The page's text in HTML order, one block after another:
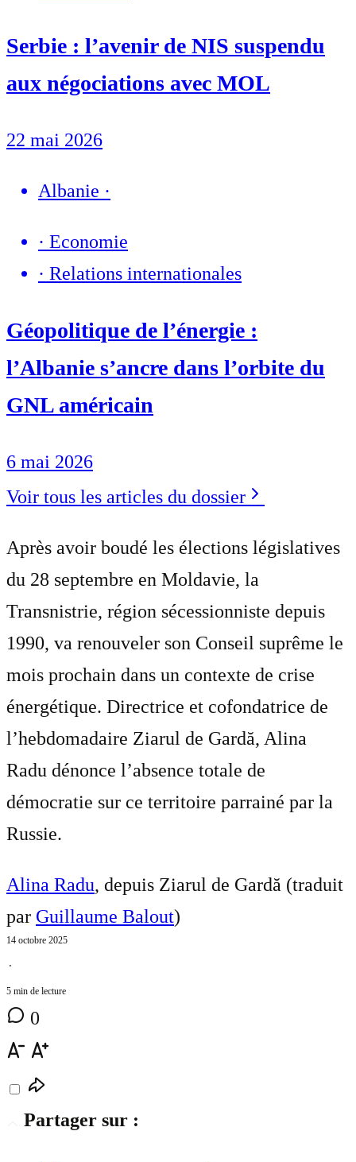
Serbie : l’avenir de NIS suspendu
aux négociations avec MOL
22 mai 2026
Albanie ·
· Economie
· Relations internationales
Géopolitique de l’énergie :
l’Albanie s’ancre dans l’orbite du
GNL américain
6 mai 2026
Voir tous les articles du dossier
Après avoir boudé les élections législatives
du 28 septembre en Moldavie, la
Transnistrie, région sécessionniste depuis
1990, va renouveler son Conseil suprême le
mois prochain dans un contexte de crise
énergétique. Directrice et cofondatrice de
l’hebdomadaire Ziarul de Gardă, Alina
Radu dénonce l’absence totale de
démocratie sur ce territoire parrainé par la
Russie.
Alina Radu, depuis Ziarul de Gardă (traduit
par Guillaume Balout)
14 octobre 2025
⋅
5 min de lecture
0
Partager sur :